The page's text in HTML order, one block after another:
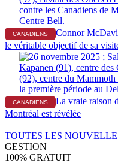
CANADIENS
Connor
le véritable objectif de sa
CANADIENS
La vraie raison
Montréal est révélée
TOUTES LES
GESTION
100% GRATUIT